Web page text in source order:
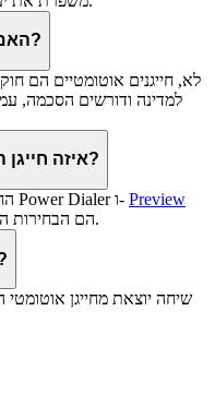
האם חייגנים אוטומטיים אינם חוקיים?
לא, חייגנים אוטומטיים הם
למדינה ודורשים הסכמה,
איזה חייגן הוא הטוב ביותר עבור מוקד טלפוני?
החייגן הטוב ביותר תלוי במטרות שלכם, אך Power Dialer ו- Preview
הם הבחירות המובילות עבור צוותי שיחות יוצאות.
מהי שיחה
שיחה יוצאת מחייגן